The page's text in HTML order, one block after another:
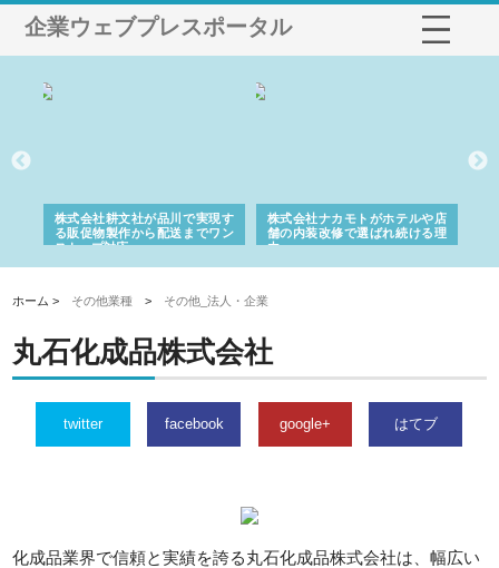
企業ウェブプレスポータル
株式会社耕文社が品川で実現す
る販促物製作から配送までワン
ストップ対応
株式会社ナカモトがホテルや店
舗の内装改修で選ばれ続ける理
由
ホーム > その他業種 > その他_法人・企業
丸石化成品株式会社
twitter facebook google+ はてブ
化成品業界で信頼と実績を誇る丸石化成品株式会社は、幅広い